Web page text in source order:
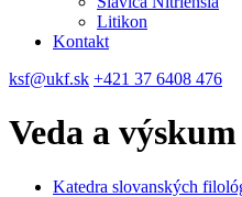
Litikon
Kontakt
ksf@ukf.sk +421 37 6408 476
Veda a výskum
Katedra slovanských